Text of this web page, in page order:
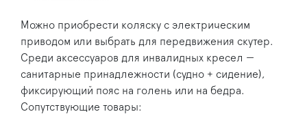
Можно приобрести коляску с электрическим
приводом или выбрать для передвижения скутер.
Среди аксессуаров для инвалидных кресел —
санитарные принадлежности (судно + сидение),
фиксирующий пояс на голень или на бедра.
Сопутствующие товары: